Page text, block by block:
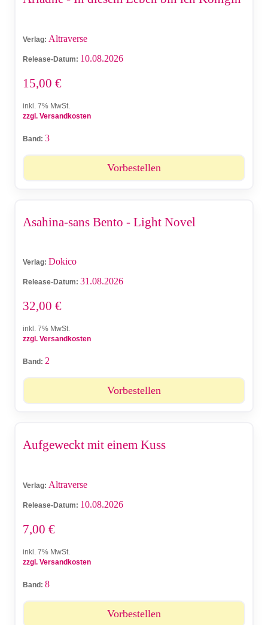
Verlag: Altraverse
Release-Datum: 10.08.2026
15,00 €
inkl. 7% MwSt.
zzgl. Versandkosten
Band: 3
Vorbestellen
Asahina-sans Bento - Light Novel
Verlag: Dokico
Release-Datum: 31.08.2026
32,00 €
inkl. 7% MwSt.
zzgl. Versandkosten
Band: 2
Vorbestellen
Aufgeweckt mit einem Kuss
Verlag: Altraverse
Release-Datum: 10.08.2026
7,00 €
inkl. 7% MwSt.
zzgl. Versandkosten
Band: 8
Vorbestellen